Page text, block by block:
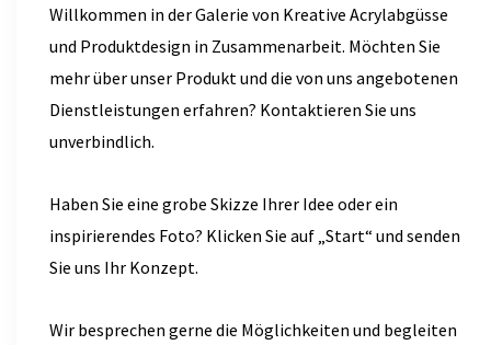
Willkommen in der Galerie von Kreative Acrylabgüsse
und Produktdesign in Zusammenarbeit. Möchten Sie
mehr über unser Produkt und die von uns angebotenen
Dienstleistungen erfahren? Kontaktieren Sie uns
unverbindlich.
Haben Sie eine grobe Skizze Ihrer Idee oder ein
inspirierendes Foto? Klicken Sie auf „Start“ und senden
Sie uns Ihr Konzept.
Wir besprechen gerne die Möglichkeiten und begleiten